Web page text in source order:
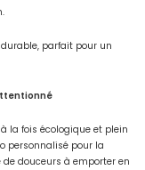
parfait pour un
la fois écologique et plein
personnalisé pour la
douceurs à emporter en